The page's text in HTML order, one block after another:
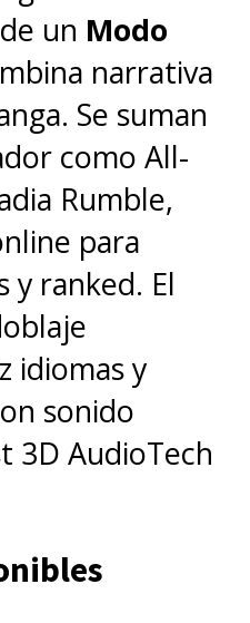
un Modo
narrativa
Se suman
como All-
Rumble,
para
y ranked. El
idiomas y
sonido
3D AudioTech